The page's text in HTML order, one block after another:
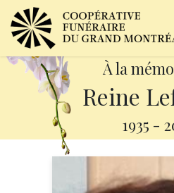
À la
Reine
1935 -